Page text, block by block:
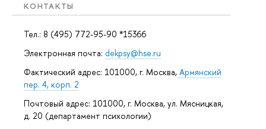
КОНТАКТЫ
Тел.: 8 (495) 772-95-90 *15366
Электронная почта: dekpsy@hse.ru
Фактический адрес: 101000, г. Москва, Армянский
пер. 4, корп. 2
Почтовый адрес: 101000, г. Москва, ул. Мясницкая,
д. 20 (департамент психологии)